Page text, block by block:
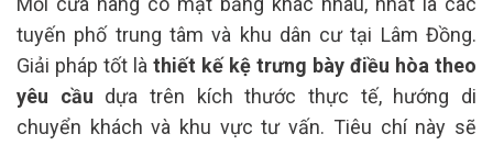
tuyến phố trung tâm và khu dân cư tại Lâm Đồng.
Giải pháp tốt là thiết kế kệ trưng bày điều hòa theo
yêu cầu dựa trên kích thước thực tế, hướng di
chuyển khách và khu vực tư vấn. Tiêu chí này sẽ